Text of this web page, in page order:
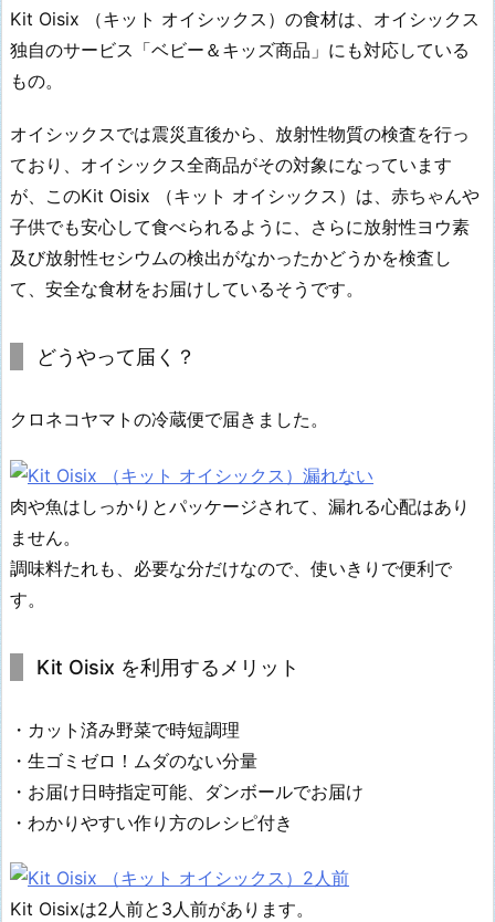
Kit Oisix （キット オイシックス）の食材は、オイシックス
独自のサービス「ベビー＆キッズ商品」にも対応している
もの。
オイシックスでは震災直後から、放射性物質の検査を行っ
ており、オイシックス全商品がその対象になっています
が、このKit Oisix （キット オイシックス）は、赤ちゃんや
子供でも安心して食べられるように、さらに放射性ヨウ素
及び放射性セシウムの検出がなかったかどうかを検査し
て、安全な食材をお届けしているそうです。
どうやって届く？
クロネコヤマトの冷蔵便で届きました。
肉や魚はしっかりとパッケージされて、漏れる心配はあり
ません。
調味料たれも、必要な分だけなので、使いきりで便利で
す。
Kit Oisix を利用するメリット
・カット済み野菜で時短調理
・生ゴミゼロ！ムダのない分量
・お届け日時指定可能、ダンボールでお届け
・わかりやすい作り方のレシピ付き
Kit Oisixは2人前と3人前があります。